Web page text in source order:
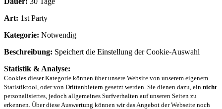
Art: 1st Party
Kategorie: Notwendig
Beschreibung: Speichert die Einstellung der Cookie-Auswahl
Statistik & Analyse:
Cookies dieser Kategorie können über unsere Website von unserem eigenem
Statistiktool, oder von Drittanbietern gesetzt werden. Sie dienen dazu, ein nicht
personalisiertes, jedoch allgemeines Surfverhalten auf unseren Seiten zu
erkennen. Über diese Auswertung können wir das Angebot der Webseite noch